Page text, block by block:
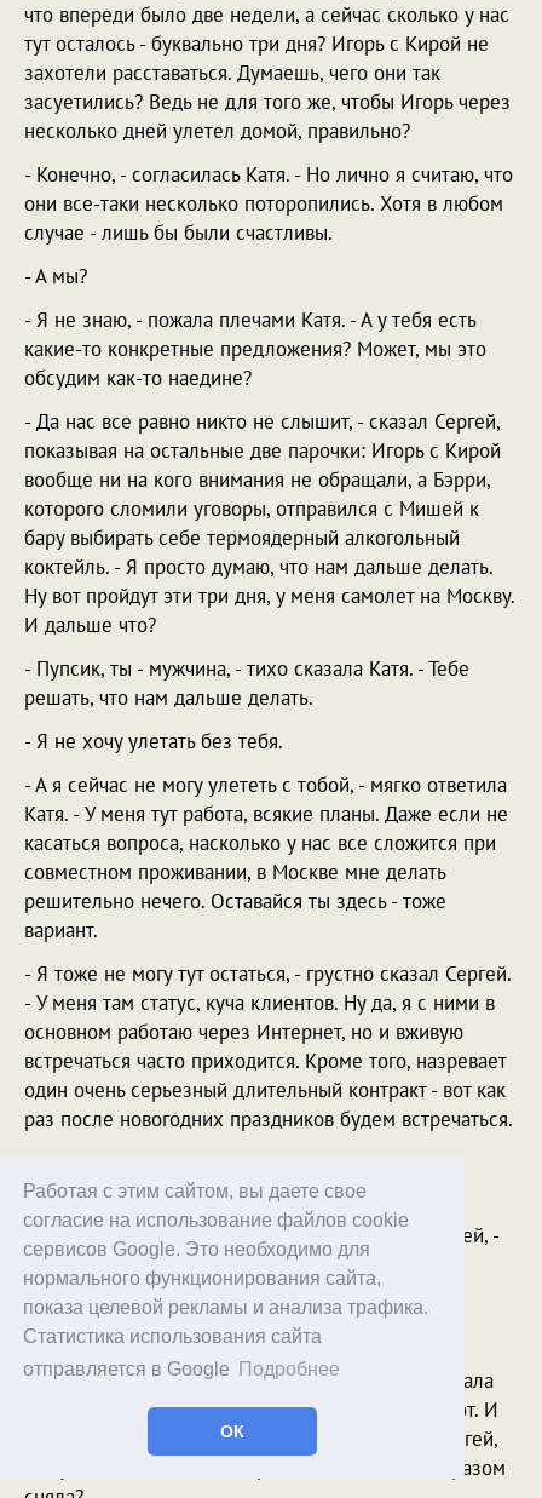
Работая с этим сайтом, вы даете свое
согласие на использование файлов cookie
сервисов Google. Это необходимо для
нормального функционирования сайта,
показа целевой рекламы и анализа трафика.
Статистика использования сайта
отправляется в Google
Подробнее
ОК
что впереди было две недели, а сейчас сколько у нас
тут осталось - буквально три дня? Игорь с Кирой не
захотели расставаться. Думаешь, чего они так
засуетились? Ведь не для того же, чтобы Игорь через
несколько дней улетел домой, правильно?
- Конечно, - согласилась Катя. - Но лично я считаю, что
они все-таки несколько поторопились. Хотя в любом
случае - лишь бы были счастливы.
- А мы?
- Я не знаю, - пожала плечами Катя. - А у тебя есть
какие-то конкретные предложения? Может, мы это
обсудим как-то наедине?
- Да нас все равно никто не слышит, - сказал Сергей,
показывая на остальные две парочки: Игорь с Кирой
вообще ни на кого внимания не обращали, а Бэрри,
которого сломили уговоры, отправился с Мишей к
бару выбирать себе термоядерный алкогольный
коктейль. - Я просто думаю, что нам дальше делать.
Ну вот пройдут эти три дня, у меня самолет на Москву.
И дальше что?
- Пупсик, ты - мужчина, - тихо сказала Катя. - Тебе
решать, что нам дальше делать.
- Я не хочу улетать без тебя.
- А я сейчас не могу улететь с тобой, - мягко ответила
Катя. - У меня тут работа, всякие планы. Даже если не
касаться вопроса, насколько у нас все сложится при
совместном проживании, в Москве мне делать
решительно нечего. Оставайся ты здесь - тоже
вариант.
- Я тоже не могу тут остаться, - грустно сказал Сергей.
- У меня там статус, куча клиентов. Ну да, я с ними в
основном работаю через Интернет, но и вживую
встречаться часто приходится. Кроме того, назревает
один очень серьезный длительный контракт - вот как
раз после новогодних праздников будем встречаться.
судьба.
- Может, - достаточно беспомощно спросил Сергей, -
мы поженимся, как и они?
- И что это даст?
Сергей задумался. По любому получалось, что
женитьба - вовсе не панацея. Она никак не снимала
стоящие перед ними проблемы. Скорее наоборот. И
вот как это у Игоря так получилось, подумал Сергей,
что у него женитьба эти проблемы каким-то образом